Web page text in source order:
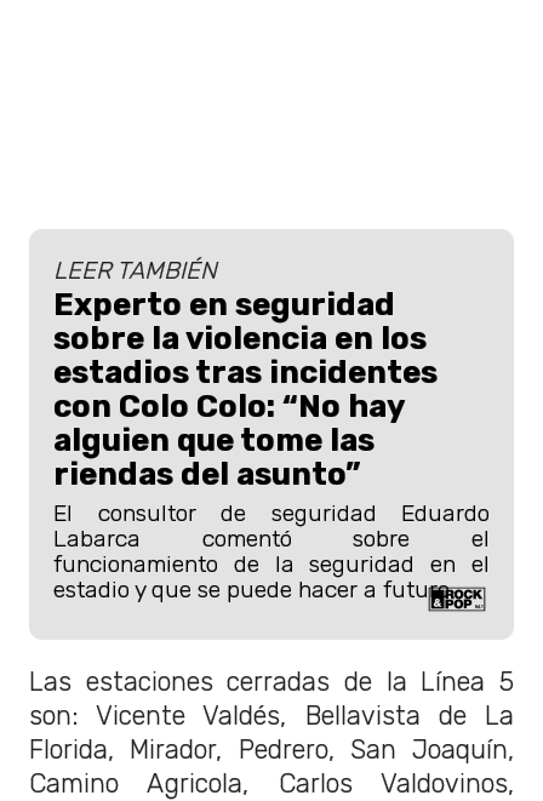
LEER TAMBIÉN
Experto en seguridad
sobre la violencia en los
estadios tras incidentes
con Colo Colo: “No hay
alguien que tome las
riendas del asunto”
El consultor de seguridad Eduardo
Labarca comentó sobre el
funcionamiento de la seguridad en el
estadio y que se puede hacer a futuro.
Las estaciones cerradas de la Línea 5
son: Vicente Valdés, Bellavista de La
Florida, Mirador, Pedrero, San Joaquín,
Camino Agricola, Carlos Valdovinos,